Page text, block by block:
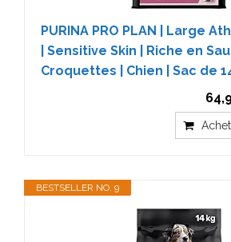
PURINA PRO PLAN | Large
| Sensitive Skin | Riche en
Croquettes | Chien | Sac de
BESTSELLER NO. 9